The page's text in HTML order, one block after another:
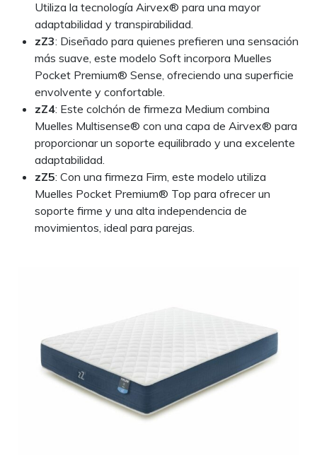
Utiliza la tecnología Airvex® para una mayor
adaptabilidad y transpirabilidad.
zZ3: Diseñado para quienes prefieren una sensación
más suave, este modelo Soft incorpora Muelles
Pocket Premium® Sense, ofreciendo una superficie
envolvente y confortable.
zZ4: Este colchón de firmeza Medium combina
Muelles Multisense® con una capa de Airvex® para
proporcionar un soporte equilibrado y una excelente
adaptabilidad.
zZ5: Con una firmeza Firm, este modelo utiliza
Muelles Pocket Premium® Top para ofrecer un
soporte firme y una alta independencia de
movimientos, ideal para parejas.